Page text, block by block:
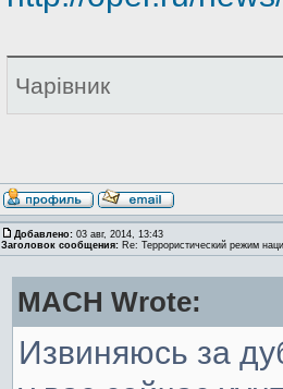
Чарівник
Добавлено: 03 авг, 2014, 13:43
Заголовок сообщения: Re: Террористический режим
MACH Wrote:
Извиняюсь за